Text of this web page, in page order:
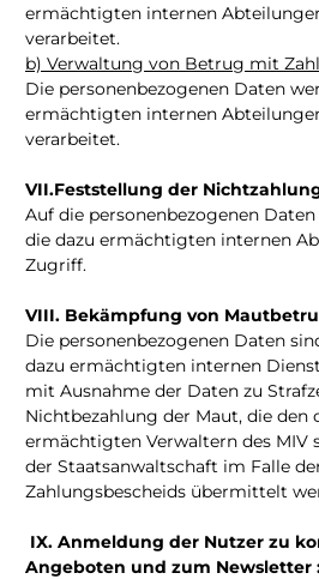
ermächtigten internen
verarbeitet.
b) Verwaltung von Betrug mit
Die personenbezogenen Daten
ermächtigten internen
verarbeitet.
VII.Feststellung der
Auf die personenbezogenen
die dazu ermächtigten internen
Zugriff.
VIII. Bekämpfung von
Die personenbezogenen Daten
dazu ermächtigten internen
mit Ausnahme der Daten zu
Nichtbezahlung der Maut, die den
ermächtigten Verwaltern des MIV
der Staatsanwaltschaft im Falle
Zahlungsbescheids übermittelt
IX. Anmeldung der Nutzer zu
Angeboten und zum Newsletter